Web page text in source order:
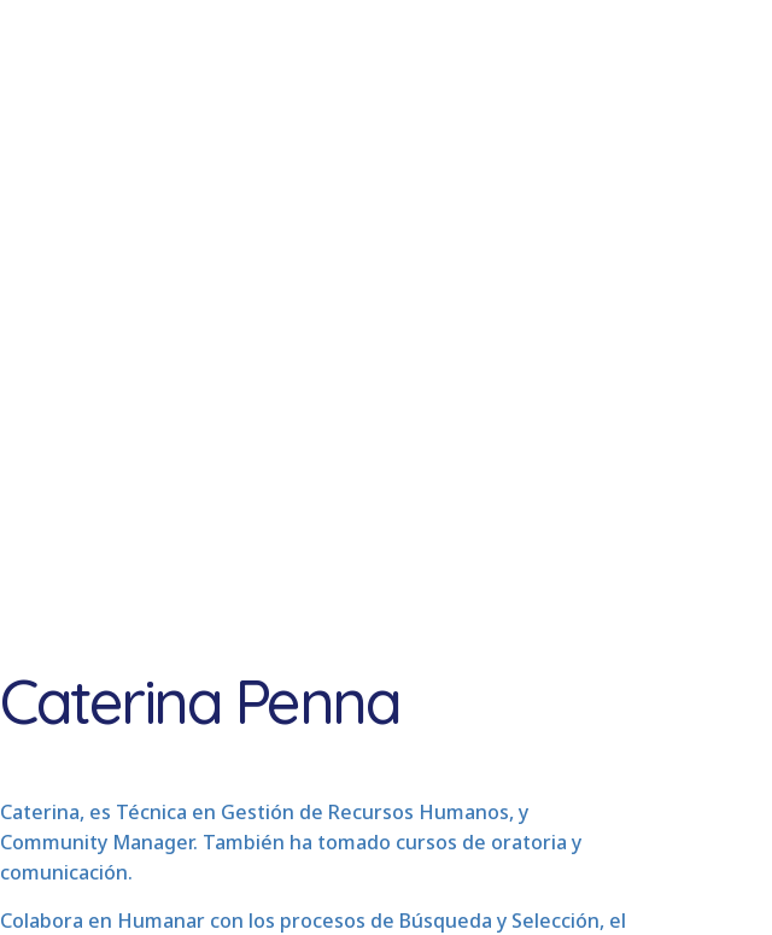
Caterina Penna
Caterina, es Técnica en Gestión de Recursos Humanos, y
Community Manager. También ha tomado cursos de oratoria y
comunicación.
Colabora en Humanar con los procesos de Búsqueda y Selección, el